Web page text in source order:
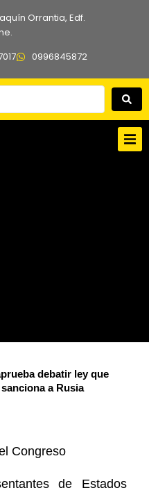
Orrantia, Edf.
0996845872
debatir ley que
a Rusia
Congreso
de Estados